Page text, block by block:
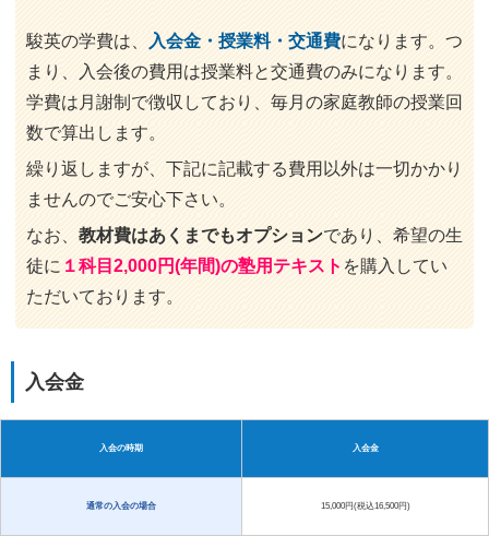
駿英の学費は、入会金・授業料・交通費になります。つ
まり、入会後の費用は授業料と交通費のみになります。
学費は月謝制で徴収しており、毎月の家庭教師の授業回
数で算出します。
繰り返しますが、下記に記載する費用以外は一切かかり
ませんのでご安心下さい。
なお、教材費はあくまでもオプションであり、希望の生
徒に１科目2,000円(年間)の塾用テキストを購入してい
ただいております。
入会金
入会の時期 入会金
通常の入会の場合 15,000円(税込16,500円)